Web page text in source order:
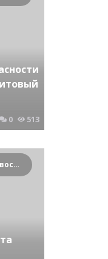
0 513
Криминальные новости Новосибирска и Сибирского региона